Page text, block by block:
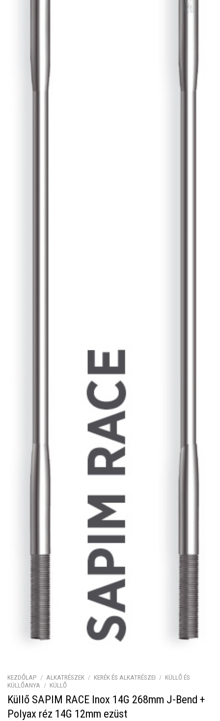
KEZDŐLAP / ALKATRÉSZEK / KERÉK ÉS ALKATRÉSZEI / KÜLLŐ ÉS
KÜLLŐANYA / KÜLLŐ
Küllő SAPIM RACE Inox 14G 268mm J-Bend +
Polyax réz 14G 12mm ezüst